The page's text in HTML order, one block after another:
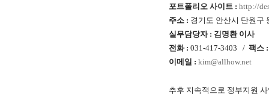
포트폴리오 사이트 : http://
주소 : 경기도 안산시 단원구
실무담당자 : 김명환 이사
전화 : 031-417-3403 / 팩스
이메일 : kim@allhow.net
추후 지속적으로 정부지원